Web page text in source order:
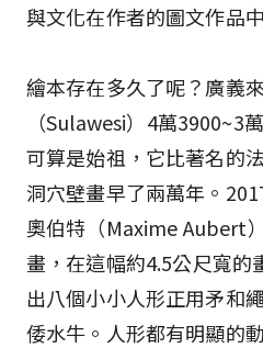
與文化在作者的圖文作品
繪本存在多久了呢？廣義
（Sulawesi）4萬3900~3
可算是始祖，它比著名的
洞穴壁畫早了兩萬年。
奧伯特（Maxime Aubert
畫，在這幅約4.5公尺寬的
出八個小小人形正用矛和
倭水牛。人形都有明顯的